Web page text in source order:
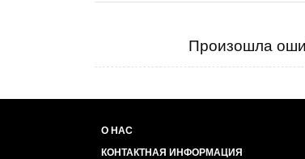
Произошла
О НАС
КОНТАКТНАЯ ИНФОРМАЦИЯ